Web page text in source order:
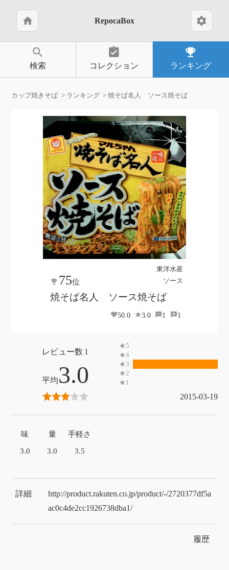
home RepocaBox settings
search
検索
assignment_turned_in
コレクション
emoji_events
ランキング
カップ焼きそば ランキング 焼そば名人 ソース焼そば
東洋水産
ソース
75位
焼そば名人 ソース焼そば
50.0 3.0 1 1
1
3.0
2015-03-19
味
3.0
量
3.0
手軽さ
3.5
詳細
http://product.rakuten.co.jp/product/-/2720377df5a
ac0c4de2cc1926738dba1/
履歴